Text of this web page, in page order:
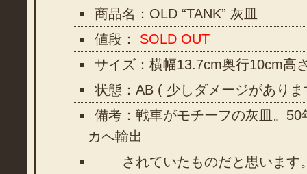
商品名：OLD “TANK” 灰皿
値段： SOLD OUT
サイズ：横幅13.7cm奥行10cm高
状態：AB ( 少しダメージがありま
備考：戦車がモチーフの灰皿。
カへ輸出
されていたものだと思います